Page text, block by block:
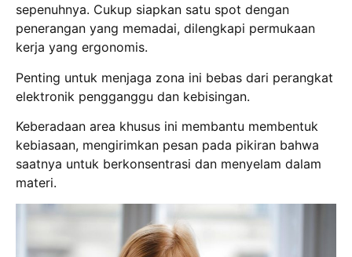
sepenuhnya. Cukup siapkan satu spot dengan
penerangan yang memadai, dilengkapi permukaan
kerja yang ergonomis.
Penting untuk menjaga zona ini bebas dari perangkat
elektronik pengganggu dan kebisingan.
Keberadaan area khusus ini membantu membentuk
kebiasaan, mengirimkan pesan pada pikiran bahwa
saatnya untuk berkonsentrasi dan menyelam dalam
materi.